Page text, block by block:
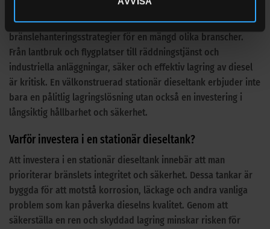
Stationära dieseltankar spelar en avgörande roll i
bränslehanteringsstrategier för en mängd olika branscher.
Från lantbruk och flygplatser till räddningstjänst och
industriella anläggningar, säker och effektiv lagring av diesel
är kritisk. En välkonstruerad stationär dieseltank erbjuder inte
bara en pålitlig lagringslösning utan också en investering i
långsiktig hållbarhet och säkerhet.
Varför investera i en stationär dieseltank?
Att investera i en stationär dieseltank innebär att man
prioriterar bränslets integritet och säkerhet. Dessa tankar är
byggda för att motstå korrosion, läckage och andra vanliga
problem som kan påverka dieselns kvalitet. Genom att
säkerställa en ren och skyddad lagring minskar risken för